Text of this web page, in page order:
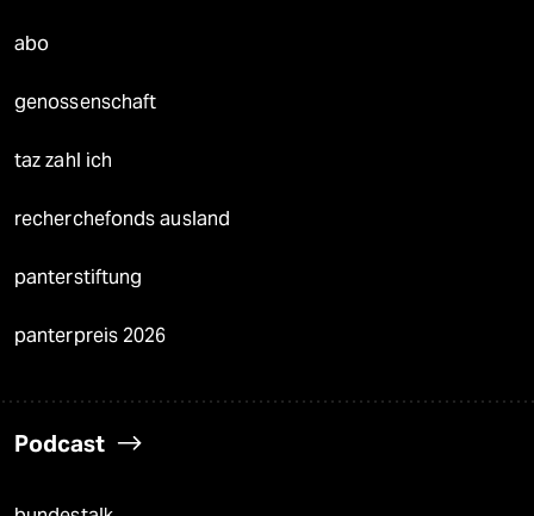
abo
genossenschaft
taz zahl ich
recherchefonds ausland
panterstiftung
panterpreis 2026
Podcast